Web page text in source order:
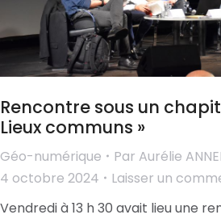
Rencontre sous un
Lieux communs »
Géo-numérique Par Aurélie
4 octobre 2024
Laisser un
Vendredi à 13 h 30 avait lieu une